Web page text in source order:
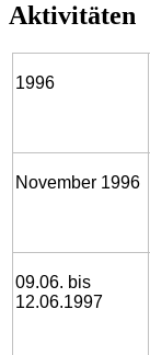
Aktivitäten
1996
November 1996
09.06. bis
12.06.1997